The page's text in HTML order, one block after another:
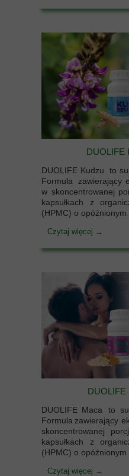
DUOLIFE
DUOLIFE Kudzu to
Formula zawierający
w skoncentrowanej
kapsułkach z
(HPMC) o opóźnionym
Czytaj więcej →
DUOLIFE
DUOLIFE Maca to
Formula zawierający
skoncentrowanej
kapsułkach z
(HPMC) o opóźnionym
Czytaj więcej →